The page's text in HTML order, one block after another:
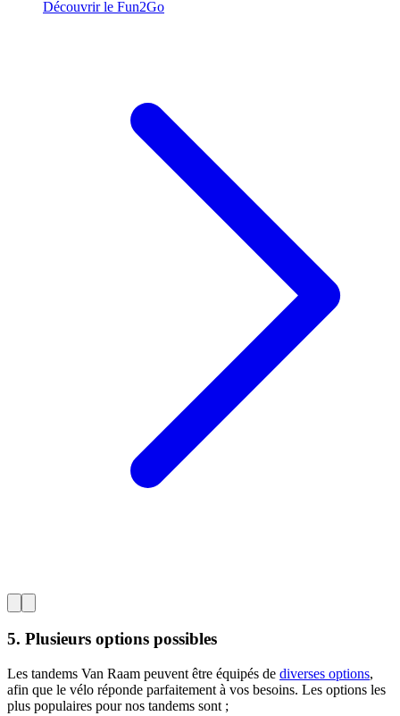
Découvrir le Fun2Go
5. Plusieurs options possibles
Les tandems Van Raam peuvent être équipés de diverses options,
afin que le vélo réponde parfaitement à vos besoins. Les options les
plus populaires pour nos tandems sont ;